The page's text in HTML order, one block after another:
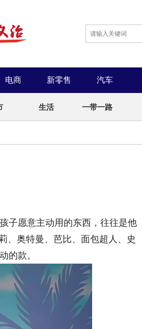
电商 新零售 汽车
生活 一带一路
子愿意主动用的东西，往往是他
、奥特曼、芭比、面包超人、史
的款。